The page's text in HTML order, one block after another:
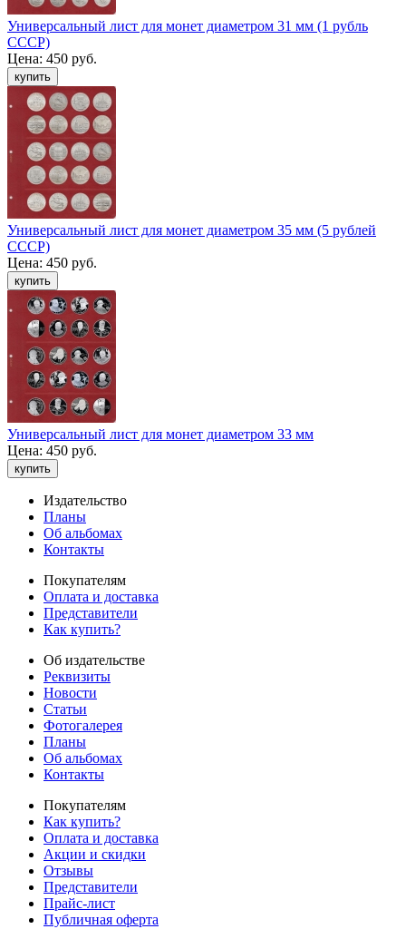
Универсальный лист для монет диаметром 31 мм (1 рубль
СССР)
Цена: 450 руб.
Универсальный лист для монет диаметром 35 мм (5 рублей
СССР)
Цена: 450 руб.
Универсальный лист для монет диаметром 33 мм
Цена: 450 руб.
Издательство
Планы
Об альбомах
Контакты
Покупателям
Оплата и доставка
Представители
Как купить?
Об издательстве
Реквизиты
Новости
Статьи
Фотогалерея
Планы
Об альбомах
Контакты
Покупателям
Как купить?
Оплата и доставка
Акции и скидки
Отзывы
Представители
Прайс-лист
Публичная оферта